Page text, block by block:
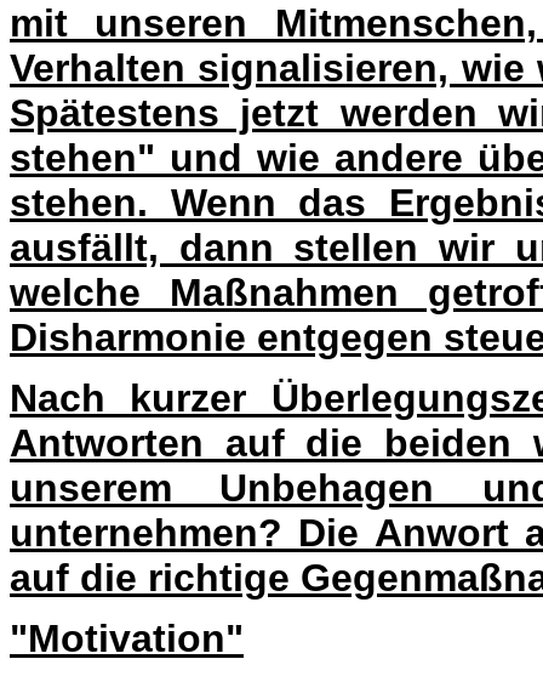
mit unseren
Verhalten signalisieren,
Spätestens jetzt werden
stehen" und wie andere
stehen. Wenn das
ausfällt, dann stellen wir
welche Maßnahmen
Disharmonie entgegen
Nach kurzer
Antworten auf die beiden
unserem Unbehagen
unternehmen? Die Anwort
auf die richtige
"Motivation"